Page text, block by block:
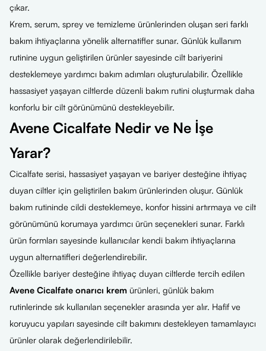
çıkar.
Krem, serum, sprey ve temizleme ürünlerinden oluşan seri farklı
bakım ihtiyaçlarına yönelik alternatifler sunar. Günlük kullanım
rutinine uygun geliştirilen ürünler sayesinde cilt bariyerini
desteklemeye yardımcı bakım adımları oluşturulabilir. Özellikle
hassasiyet yaşayan ciltlerde düzenli bakım rutini oluşturmak daha
konforlu bir cilt görünümünü destekleyebilir.
Avene Cicalfate Nedir ve Ne İşe
Yarar?
Cicalfate serisi, hassasiyet yaşayan ve bariyer desteğine ihtiyaç
duyan ciltler için geliştirilen bakım ürünlerinden oluşur. Günlük
bakım rutininde cildi desteklemeye, konfor hissini artırmaya ve cilt
görünümünü korumaya yardımcı ürün seçenekleri sunar. Farklı
ürün formları sayesinde kullanıcılar kendi bakım ihtiyaçlarına
uygun alternatifleri değerlendirebilir.
Özellikle bariyer desteğine ihtiyaç duyan ciltlerde tercih edilen
Avene Cicalfate onarıcı krem ürünleri, günlük bakım
rutinlerinde sık kullanılan seçenekler arasında yer alır. Hafif ve
koruyucu yapıları sayesinde cilt bakımını destekleyen tamamlayıcı
ürünler olarak değerlendirilebilir.